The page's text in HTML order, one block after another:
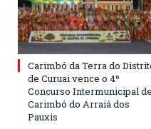
Carimbó da Terra do
de Curuai vence o 4º
Concurso Intermunicipal de
Carimbó do Arraiá dos
Pauxis